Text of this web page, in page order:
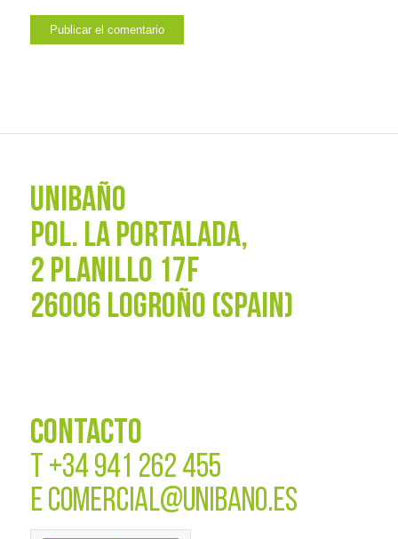
UNIBAÑO
POL. La Portalada,
2 PLANILLO 17F
26006 LOGROÑO (SPAIN)
CONTACTO
T +34 941 262 455
E COMERCIAL@UNIBANO.ES